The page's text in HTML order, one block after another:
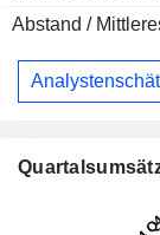
Abstand /